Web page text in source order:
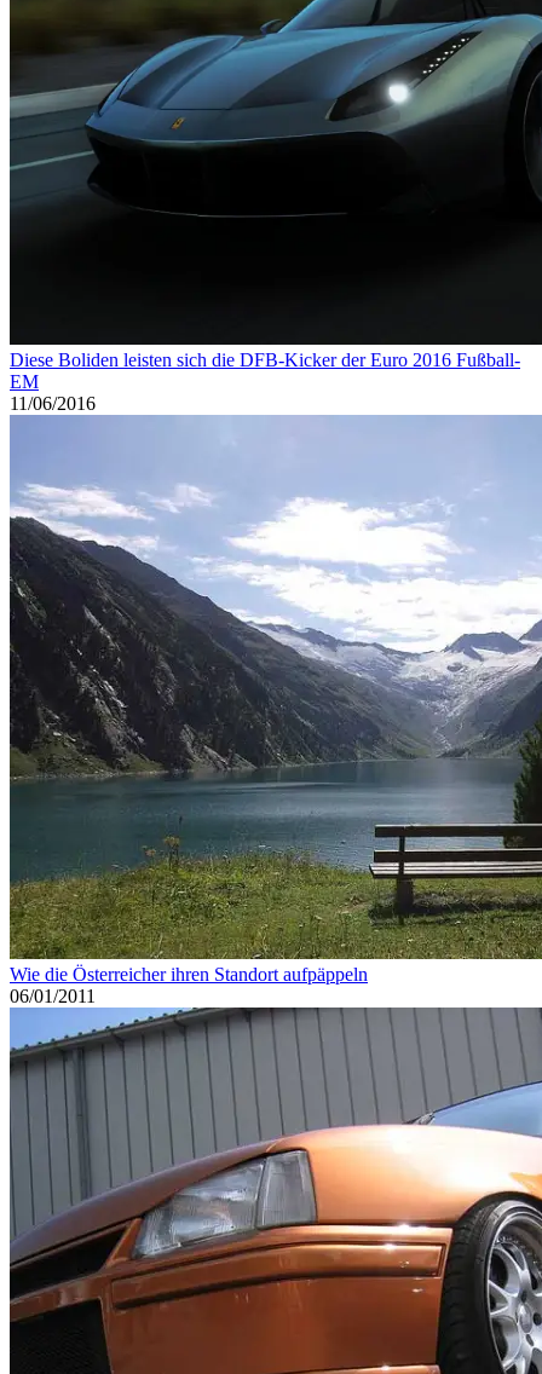
Diese Boliden leisten sich die DFB-Kicker der Euro 2016 Fußball-
EM
11/06/2016
Wie die Österreicher ihren Standort aufpäppeln
06/01/2011